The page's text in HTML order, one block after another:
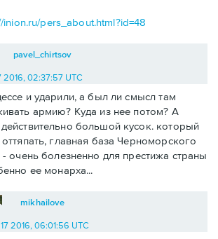
inion.ru/pers_about.html?id=48
pavel_chirtsov
2016, 02:37:57 UTC
и ударили, а был ли смысл там
армию? Куда из нее потом? А
большой кусок. который
главная база Черноморского
очень болезненно для престижа страны
ее монарха...
mikhailove
2016, 06:01:56 UTC